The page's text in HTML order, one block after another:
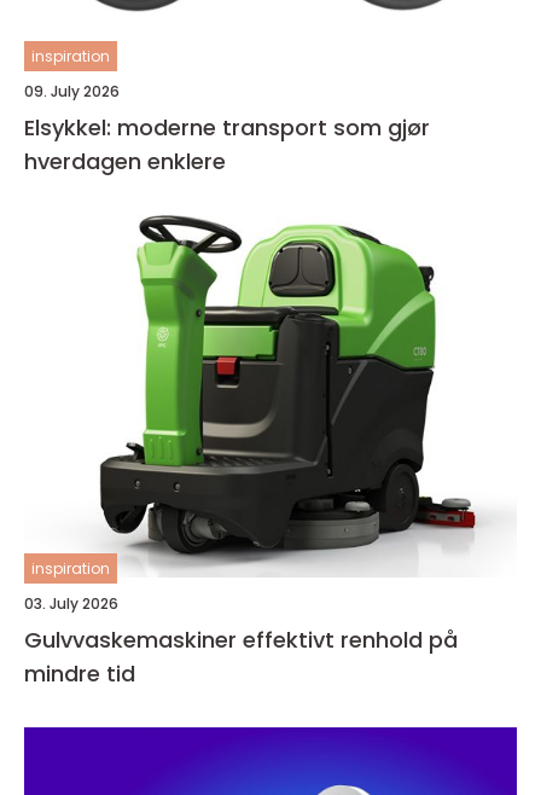
inspiration
09. July 2026
Elsykkel: moderne transport som gjør
hverdagen enklere
inspiration
03. July 2026
Gulvvaskemaskiner effektivt renhold på
mindre tid